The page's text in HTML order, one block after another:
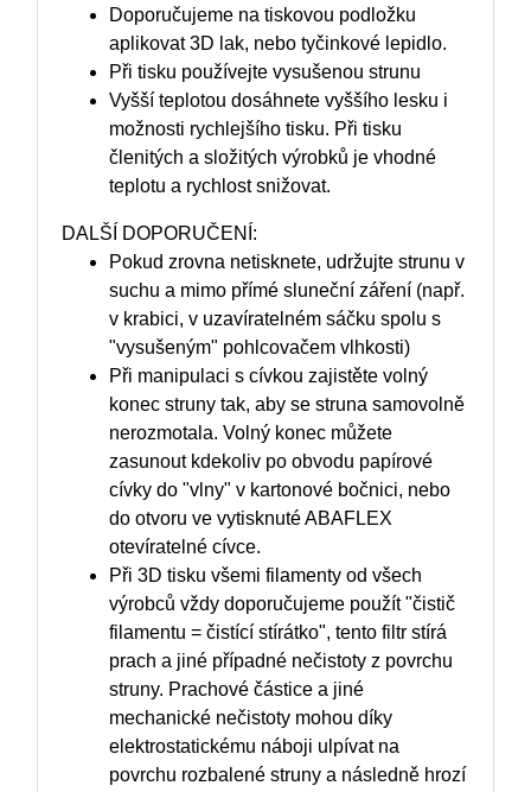
Doporučujeme na tiskovou podložku
aplikovat 3D lak, nebo tyčinkové lepidlo.
Při tisku používejte vysušenou strunu
Vyšší teplotou dosáhnete vyššího lesku i
možnosti rychlejšího tisku. Při tisku
členitých a složitých výrobků je vhodné
teplotu a rychlost snižovat.
DALŠÍ DOPORUČENÍ:
Pokud zrovna netisknete, udržujte strunu v
suchu a mimo přímé sluneční záření (např.
v krabici, v uzavíratelném sáčku spolu s
"vysušeným" pohlcovačem vlhkosti)
Při manipulaci s cívkou zajistěte volný
konec struny tak, aby se struna samovolně
nerozmotala. Volný konec můžete
zasunout kdekoliv po obvodu papírové
cívky do "vlny" v kartonové bočnici, nebo
do otvoru ve vytisknuté ABAFLEX
otevíratelné cívce.
Při 3D tisku všemi filamenty od všech
výrobců vždy doporučujeme použít "čistič
filamentu = čistící stírátko", tento filtr stírá
prach a jiné případné nečistoty z povrchu
struny. Prachové částice a jiné
mechanické nečistoty mohou díky
elektrostatickému náboji ulpívat na
povrchu rozbalené struny a následně hrozí